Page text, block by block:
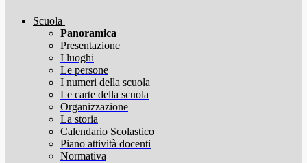
Scuola
Panoramica
Presentazione
I luoghi
Le persone
I numeri della scuola
Le carte della scuola
Organizzazione
La storia
Calendario Scolastico
Piano attività docenti
Normativa